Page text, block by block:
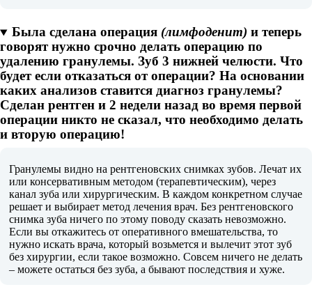
Была сделана операция (лимфоденит) и теперь
говорят нужно срочно делать операцию по
удалению гранулемы. Зуб 3 нижней челюсти. Что
будет если отказаться от операции? На основании
каких анализов ставится диагноз гранулемы?
Сделан рентген и 2 недели назад во время первой
операции никто не сказал, что необходимо делать
и вторую операцию!
Гранулемы видно на рентгеновских снимках зубов. Лечат их
или консервативным методом (терапевтическим), через
канал зуба или хирургическим. В каждом конкретном случае
решает и выбирает метод лечения врач. Без рентгеновского
снимка зуба ничего по этому поводу сказать невозможно.
Если вы откажитесь от оперативного вмешательства, то
нужно искать врача, который возьмется и вылечит этот зуб
без хирургии, если такое возможно. Совсем ничего не делать
– можете остаться без зуба, а бывают последствия и хуже.